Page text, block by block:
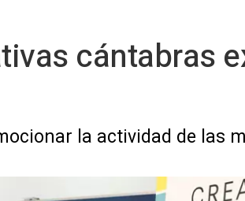
cántabras
la actividad de las